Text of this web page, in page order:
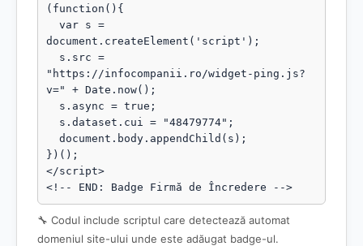
(function(){
document.createElement('script');
"https://infocompanii.ro/widget-ping.js?
v=" + Date.now();
})();
</script>
<!-- END: Badge Firmă de Încredere -->
🔧 Codul include scriptul care detectează automat
domeniul site-ului unde este adăugat badge-ul.